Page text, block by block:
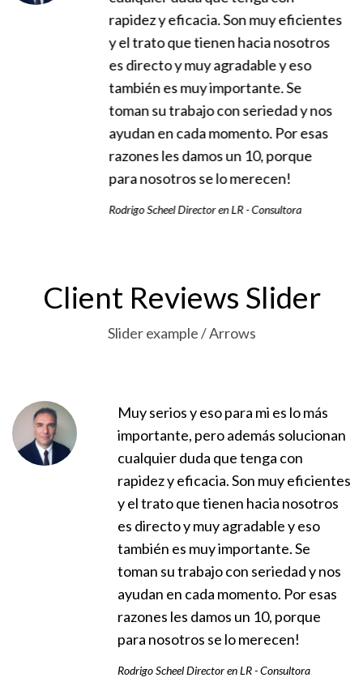
muy eficientes
Siempre respondieron
preguntas y dudas con
cortesía y amabilidad.
Macarena Lara ECOS360
Client Reviews Slider
Slider example / Arrows
Muy serios y eso para mi es lo más
importante, pero además solucionan
cualquier duda que tenga con
rapidez y eficacia. Son muy eficientes
y el trato que tienen hacia nosotros
es directo y muy agradable y eso
también es muy importante. Se
toman su trabajo con seriedad y nos
ayudan en cada momento. Por esas
razones les damos un 10, porque
para nosotros se lo merecen!
Rodrigo Scheel Director en LR - Consultora